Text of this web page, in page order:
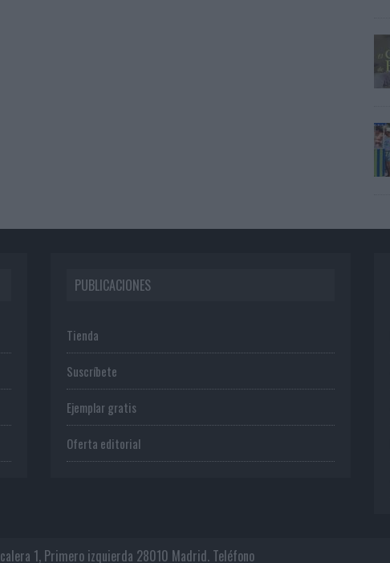
PUBLICACIONES
Tienda
Suscríbete
Ejemplar gratis
Oferta editorial
1, Primero izquierda 28010 Madrid. Teléfono